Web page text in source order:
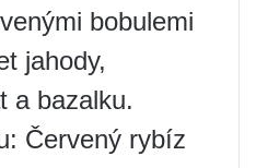
bobulemi
jahody,
a bazalku.
Červený rybíz